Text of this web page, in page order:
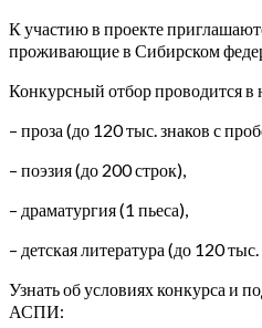
К участию в проекте
проживающие в Сибирском
Конкурсный отбор проводится в
– проза (до 120 тыс. знаков с
– поэзия (до 200 строк),
– драматургия (1 пьеса),
– детская литература (до 120
Узнать об условиях конкурса и
АСПИ: